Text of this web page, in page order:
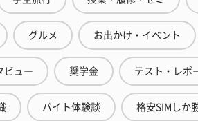
グルメ お出かけ・イベント
ビュー 奨学金 テスト・レポ
バイト体験談 格安SIMしか